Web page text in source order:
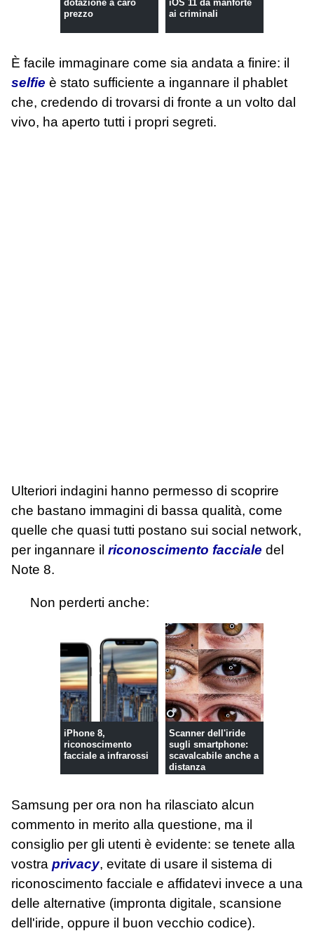
dotazione a caro
prezzo
iOS 11 dà manforte
ai criminali
È facile immaginare come sia andata a finire: il
selfie è stato sufficiente a ingannare il phablet
che, credendo di trovarsi di fronte a un volto dal
vivo, ha aperto tutti i propri segreti.
Ulteriori indagini hanno permesso di scoprire
che bastano immagini di bassa qualità, come
quelle che quasi tutti postano sui social network,
per ingannare il riconoscimento facciale del
Note 8.
Non perderti anche:
iPhone 8,
riconoscimento
facciale a infrarossi
Scanner dell'iride
sugli smartphone:
scavalcabile anche a
distanza
Samsung per ora non ha rilasciato alcun
commento in merito alla questione, ma il
consiglio per gli utenti è evidente: se tenete alla
vostra privacy, evitate di usare il sistema di
riconoscimento facciale e affidatevi invece a una
delle alternative (impronta digitale, scansione
dell'iride, oppure il buon vecchio codice).